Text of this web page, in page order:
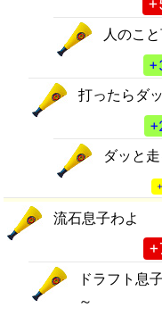
人のこ
打ったらダ
ダッと
流石息子わよ
ドラフト息
～